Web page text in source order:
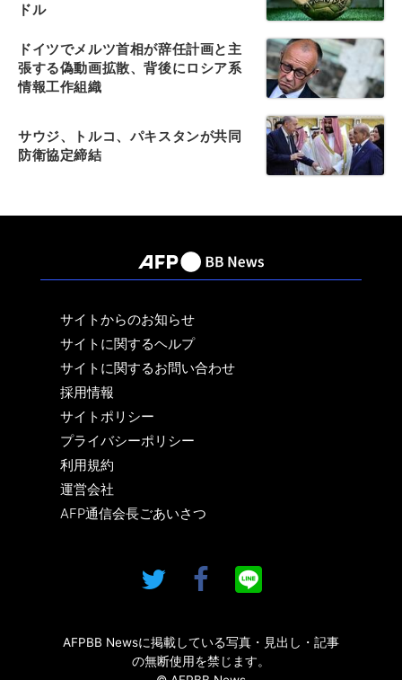
ドル
ドイツでメルツ首相が辞任計画と主
張する偽動画拡散、背後にロシア系
情報工作組織
サウジ、トルコ、パキスタンが共同
防衛協定締結
サイトからのお知らせ
サイトに関するヘルプ
サイトに関するお問い合わせ
採用情報
サイトポリシー
プライバシーポリシー
利用規約
運営会社
AFP通信会長ごあいさつ
AFPBB Newsに掲載している写真・見出し・記事
の無断使用を禁じます。